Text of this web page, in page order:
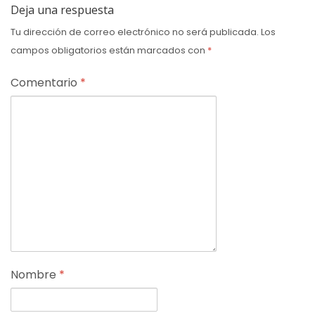
Deja una respuesta
Tu dirección de correo electrónico no será publicada. Los
campos obligatorios están marcados con *
Comentario *
Nombre *